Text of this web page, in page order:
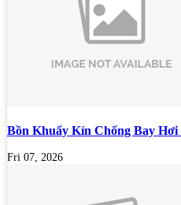
Bồn Khuấy Kín Chống Bay
Fri 07, 2026